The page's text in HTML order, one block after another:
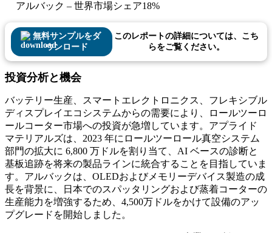
アルバック – 世界市場シェア18%
無料サンプルをダ
ウンロード
このレポートの詳細については、こち
らをご覧ください。
投資分析と機会
バッテリー生産、スマートエレクトロニクス、フレキシブル
ディスプレイエコシステムからの需要により、ロールツーロ
ールコーター市場への投資が急増しています。アプライド
マテリアルズは、2023 年にロールツーロール真空システム
部門の拡大に 6,800 万ドルを割り当て、AI ベースの診断と
基板追跡を将来の製品ラインに統合することを目指していま
す。アルバックは、OLEDおよびメモリーデバイス製造の成
長を背景に、日本でのスパッタリングおよび蒸着コーターの
生産能力を増強するため、4,500万ドルをかけて設備のアッ
プグレードを開始しました。